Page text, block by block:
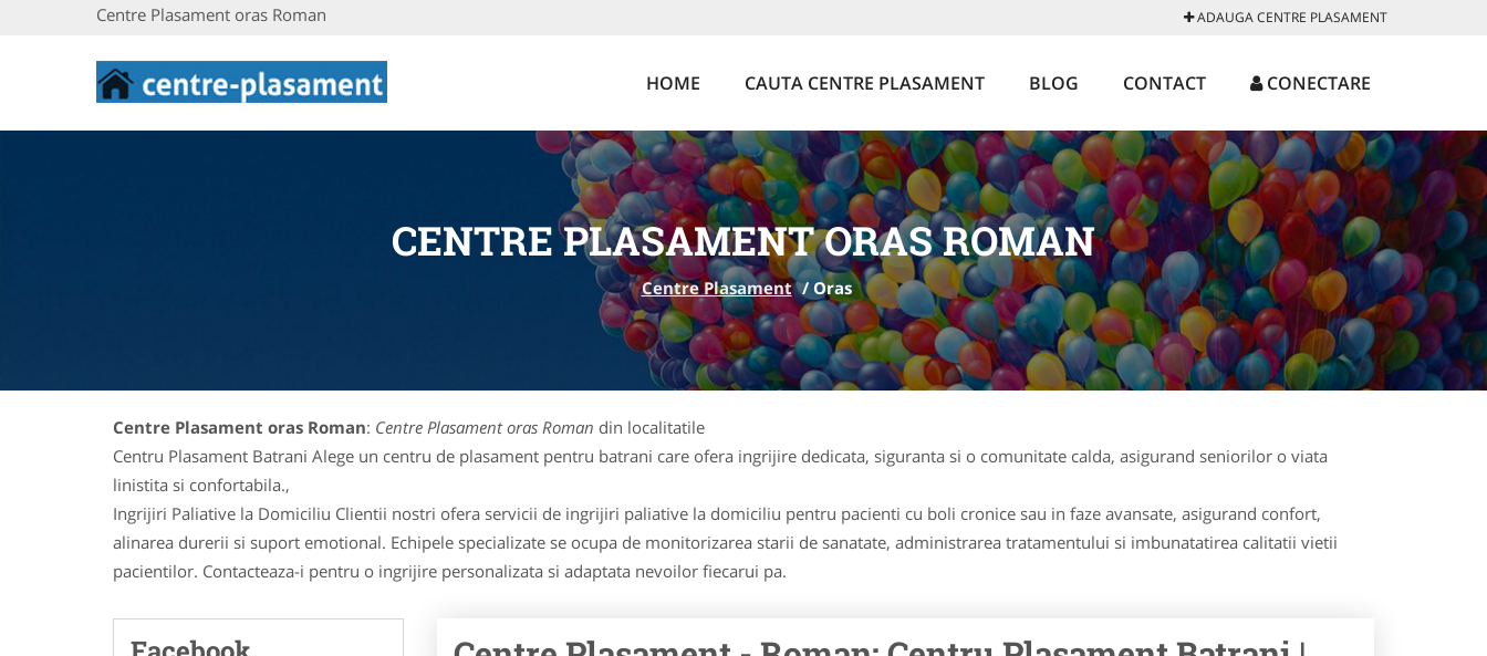
Centre Plasament oras Roman ADAUGA CENTRE PLASAMENT
HOME CAUTA CENTRE PLASAMENT BLOG CONTACT CONECTARE
CENTRE PLASAMENT ORAS ROMAN
Centre Plasament / Oras
Centre Plasament oras Roman: Centre Plasament oras Roman din localitatile
Centru Plasament Batrani Alege un centru de plasament pentru batrani care ofera ingrijire dedicata, siguranta si o comunitate calda, asigurand seniorilor o viata
linistita si confortabila.,
Ingrijiri Paliative la Domiciliu Clientii nostri ofera servicii de ingrijiri paliative la domiciliu pentru pacienti cu boli cronice sau in faze avansate, asigurand confort,
alinarea durerii si suport emotional. Echipele specializate se ocupa de monitorizarea starii de sanatate, administrarea tratamentului si imbunatatirea calitatii vietii
pacientilor. Contacteaza-i pentru o ingrijire personalizata si adaptata nevoilor fiecarui pa.